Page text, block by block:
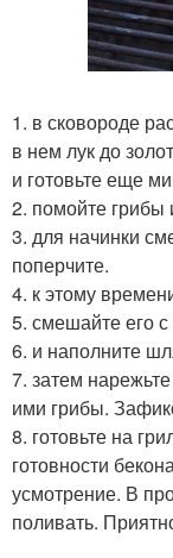
1. в сковороде
в нем лук до
и готовьте еще
2. помойте грибы
3. для начинки
поперчите.
4. к этому
5. смешайте его
6. и наполните
7. затем
ими грибы.
8. готовьте на
готовности
усмотрение. В
поливать.